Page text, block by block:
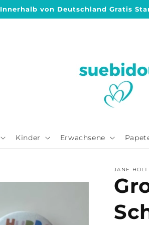
Innerhalb von Deutschland Gratis
Kinder Erwachsene
JANE